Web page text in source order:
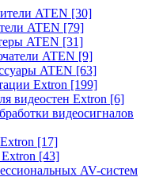
ATEN [30]
ATEN [79]
ATEN [31]
ATEN [9]
ATEN [63]
Extron [199]
видеостен Extron [6]
видеосигналов
[17]
[43]
AV-систем